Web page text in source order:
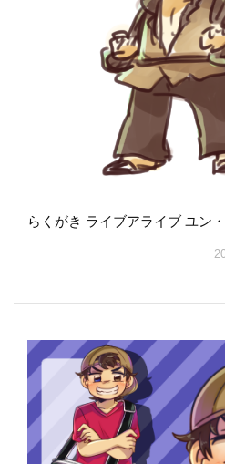
らくがき ライブアライブ ユン